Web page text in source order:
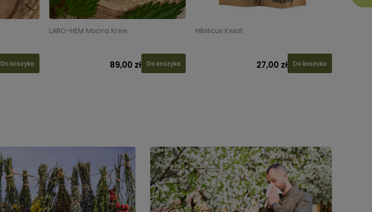
Do koszyka
LABO-HEM Mocna Krew
89,00 zł Do koszyka
Hibiscus Kwiat
27,00 zł Do koszyka